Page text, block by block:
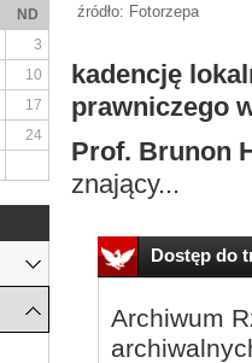
źródło: Fotorzepa
kadencję
prawniczego
Prof. Brunon
znający...
Dostęp do
Archiwum
ND
3
10
17
24